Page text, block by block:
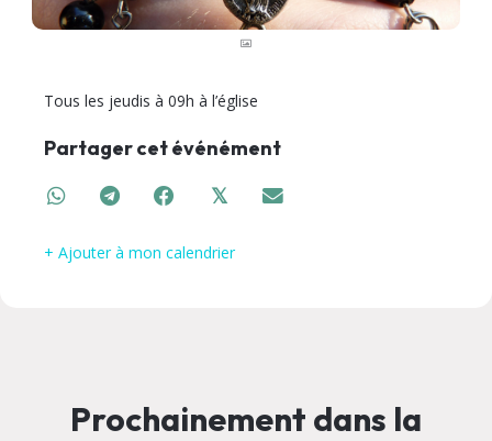
Tous les jeudis à 09h à l’église
Partager cet événément
𝕏
+ Ajouter à mon calendrier
Prochainement dans la